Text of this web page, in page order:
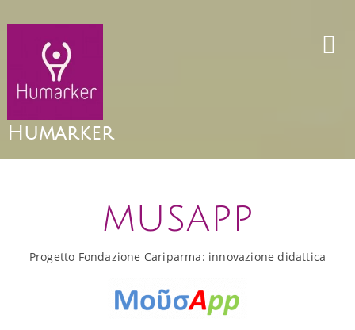
to
Humarker
musapp
Progetto Fondazione Cariparma: innovazione didattica